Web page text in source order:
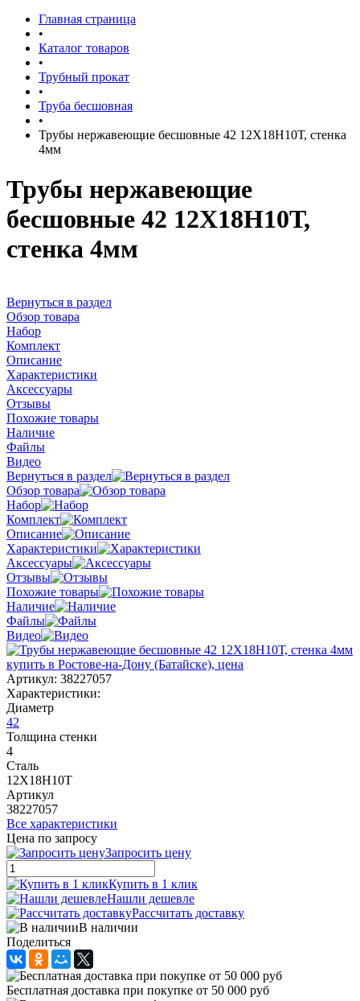
Главная страница
•
Каталог товаров
•
Трубный прокат
•
Труба бесшовная
•
Трубы нержавеющие бесшовные 42 12Х18Н10Т, стенка
4мм
Трубы нержавеющие
бесшовные 42 12Х18Н10Т,
стенка 4мм
Вернуться в раздел
Обзор товара
Набор
Комплект
Описание
Характеристики
Аксессуары
Отзывы
Похожие товары
Наличие
Файлы
Видео
Вернуться в раздел
Обзор товара
Набор
Комплект
Описание
Характеристики
Аксессуары
Отзывы
Похожие товары
Наличие
Файлы
Видео
Артикул: 38227057
Характеристики:
Диаметр
42
Толщина стенки
4
Сталь
12Х18Н10Т
Артикул
38227057
Все характеристики
Цена по запросу
Запросить цену
Купить в 1 клик
Нашли дешевле
Рассчитать доставку
В наличии
Поделиться
Бесплатная доставка при покупке от 50 000 руб